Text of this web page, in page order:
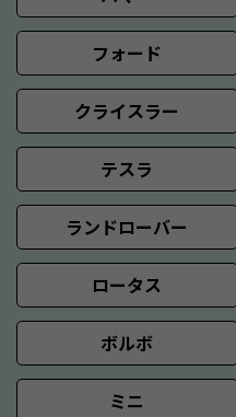
フォード
クライスラー
テスラ
ランドローバー
ロータス
ボルボ
ミニ